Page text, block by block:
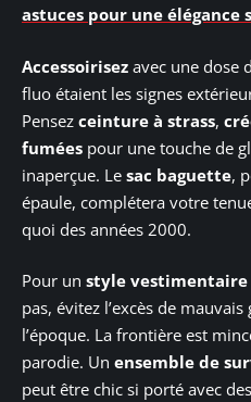
astuces pour une élégance
Accessoirisez avec une dose
fluo étaient les signes
Pensez ceinture à strass,
fumées pour une touche de
inaperçue. Le sac baguette,
épaule, complétera votre
quoi des années 2000.
Pour un style vestimentaire
pas, évitez l’excès de
l’époque. La frontière est
parodie. Un ensemble de
peut être chic si porté avec